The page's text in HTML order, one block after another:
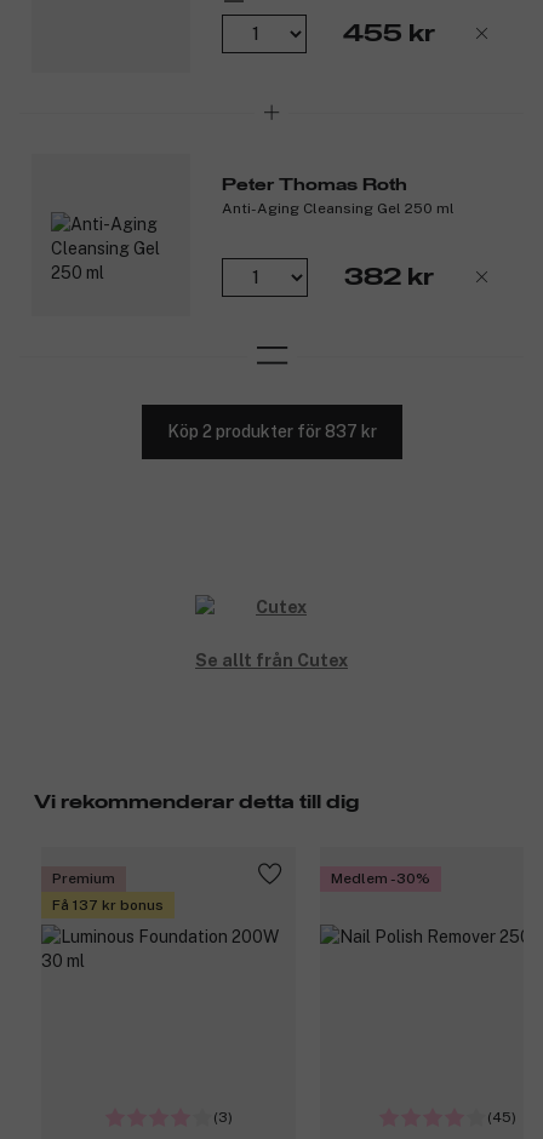
455 kr
Peter Thomas Roth
Anti-Aging Cleansing Gel 250 ml
382 kr
Köp 2 produkter för 837 kr
Se allt från Cutex
Vi rekommenderar detta till dig
Premium
Få 137 kr bonus
(3)
Medlem -30%
(45)